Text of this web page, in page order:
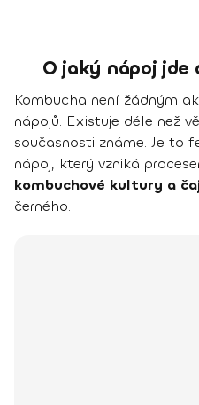
O jaký nápoj jde
Kombucha není žádným
nápojů. Existuje déle než
současnosti známe. Je to
nápoj, který vzniká
kombuchové kultury a
černého.